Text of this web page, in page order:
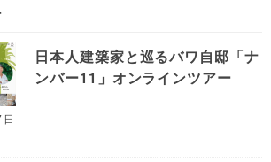
日本人建築家と巡るバワ自邸「ナ
ンバー11」オンラインツアー